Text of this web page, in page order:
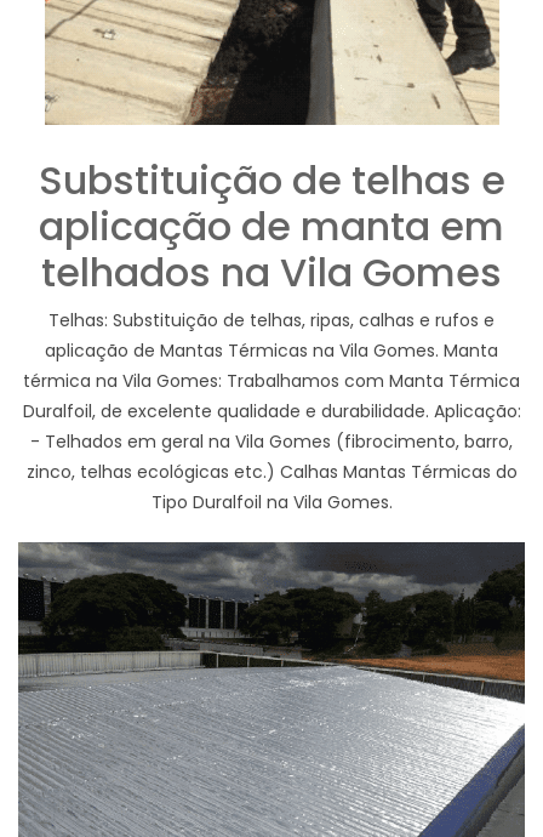
Substituição de telhas e
aplicação de manta em
telhados na Vila Gomes
Telhas: Substituição de telhas, ripas, calhas e rufos e
aplicação de Mantas Térmicas na Vila Gomes. Manta
térmica na Vila Gomes: Trabalhamos com Manta Térmica
Duralfoil, de excelente qualidade e durabilidade. Aplicação:
- Telhados em geral na Vila Gomes (fibrocimento, barro,
zinco, telhas ecológicas etc.) Calhas Mantas Térmicas do
Tipo Duralfoil na Vila Gomes.